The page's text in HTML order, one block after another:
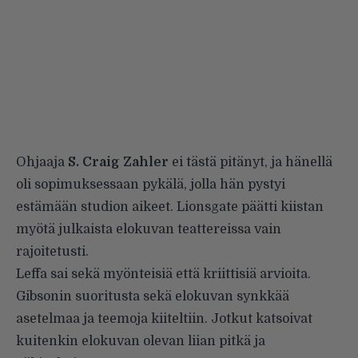
Ohjaaja S. Craig Zahler ei tästä pitänyt, ja hänellä
oli sopimuksessaan pykälä, jolla hän pystyi
estämään studion aikeet. Lionsgate päätti kiistan
myötä julkaista elokuvan teattereissa vain
rajoitetusti.
Leffa sai sekä myönteisiä että kriittisiä arvioita.
Gibsonin suoritusta sekä elokuvan synkkää
asetelmaa ja teemoja kiiteltiin. Jotkut katsoivat
kuitenkin elokuvan olevan liian pitkä ja